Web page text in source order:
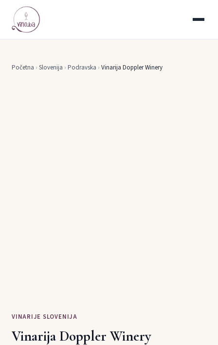
Početna › Slovenija › Podravska › Vinarija Doppler Winery
VINARIJE SLOVENIJA
Vinarija Doppler Winery